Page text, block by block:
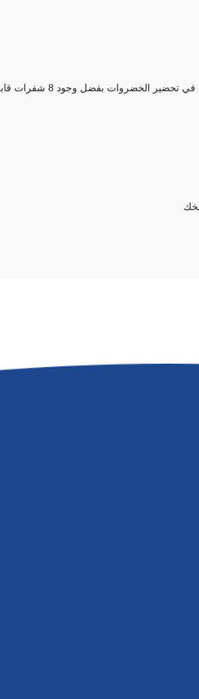
لتقطيع الخضار وتقطيعها وتقطيعها إلى شرائح